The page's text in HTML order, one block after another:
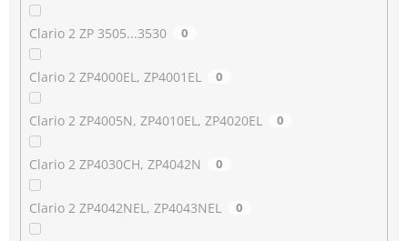
Clario 2 ZP 3505...3530 0
Clario 2 ZP4000EL, ZP4001EL 0
Clario 2 ZP4005N, ZP4010EL, ZP4020EL 0
Clario 2 ZP4030CH, ZP4042N 0
Clario 2 ZP4042NEL, ZP4043NEL 0